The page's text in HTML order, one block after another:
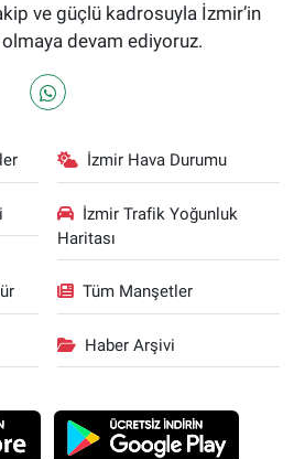
ve güçlü kadrosuyla İzmir’in
devam ediyoruz.
İzmir Hava Durumu
İzmir Trafik Yoğunluk
Haritası
Tüm Manşetler
Haber Arşivi